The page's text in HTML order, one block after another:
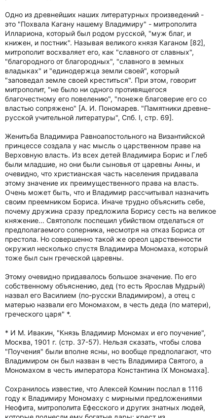
Одно из древнейших наших литературных произведений -
это "Похвала Кагану нашему Владимиру" - митрополита
Иллариона, который был родом русской, "муж благ, и
книжен, и постник". Называя великого князя Каганом [82],
митрополит восхваляет его, как "славного от славных",
"благородного от благородных", "славного в земных
владыках" и "единодержца земли своей", который
"заповедал земле своей креститься". При этом, говорит
митрополит, "не было ни одного противящегося
благочестному его повелению", "понеже благоверие его со
властью сопряжено" [А. И. Пономарев. "Памятники древне-
русской учительной литературы", Спб. I, стр. 69].
Женитьба Владимира Равноапостольного на Византийской
принцессе создала у нас мысль о царственном праве на
Верховную власть. Из всех детей Владимира Борис и Глеб
были младшие, но они были сыновья от царевны Анны, и
очевидно, что христианская часть населения придавала
этому значение их преимущественного права на власть.
Очень может быть, что и Владимир рассчитывал назначить
своим преемником Бориса. Иначе трудно объяснить себе,
почему дружина сразу предложила Борису сесть на великое
княжение... Святополк поспешил убийством отделаться от
предполагаемого соперника, несмотря на отказ Бориса от
престола. Но совершенно такой же ореол царственности
окружил несколько спустя Владимира Мономаха, который
тоже был сын греческой царевны.
Этому очевидно придавалось большое значение. По его
собственному объяснению, дед (то есть Ярослав Мудрый)
назвал его Василием (по-русски Владимиром), а отец с
матерью назвали его Мономахом, в честь деда (по матери),
греческого царя" *.
* И М. Ивакин, "Князь Владимир Мономах и его поучение",
Москва, 1901 г. (стр. 37-57). Нельзя сказать, чтобы слова
"Поучения" были вполне ясны, но вообще предполагают, что
Владимиром он был назван в честь Владимира Святого, а
Мономахом в честь императора Константина IX Мономаха].
Сохранилось известие, что Алексей Комнин послал в 1116
году к Владимиру Мономаху с мирными предложениями
Неофита, митрополита Ефесского и других знатных людей,